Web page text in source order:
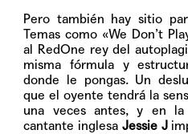
Pero también hay sitio
Temas como «We Don’t
al RedOne rey del
misma fórmula y
donde le pongas. Un
que el oyente tendrá la
una veces antes, y en
cantante inglesa Jessie J